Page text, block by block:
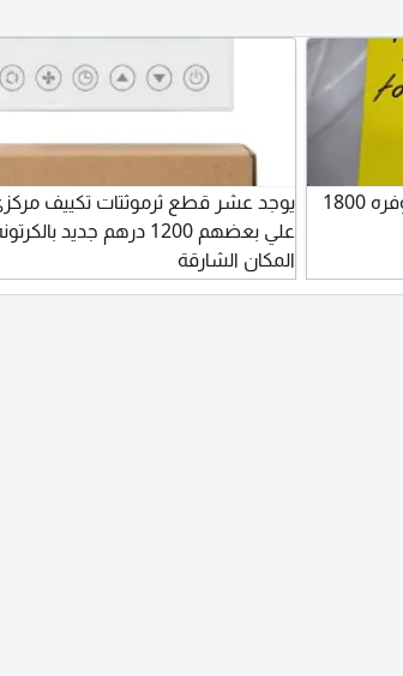
فلاتر هواء مكيف جير الكمية المتوفره 1800
علي بعضهم 1200 درهم جديد
المكان الشارقة